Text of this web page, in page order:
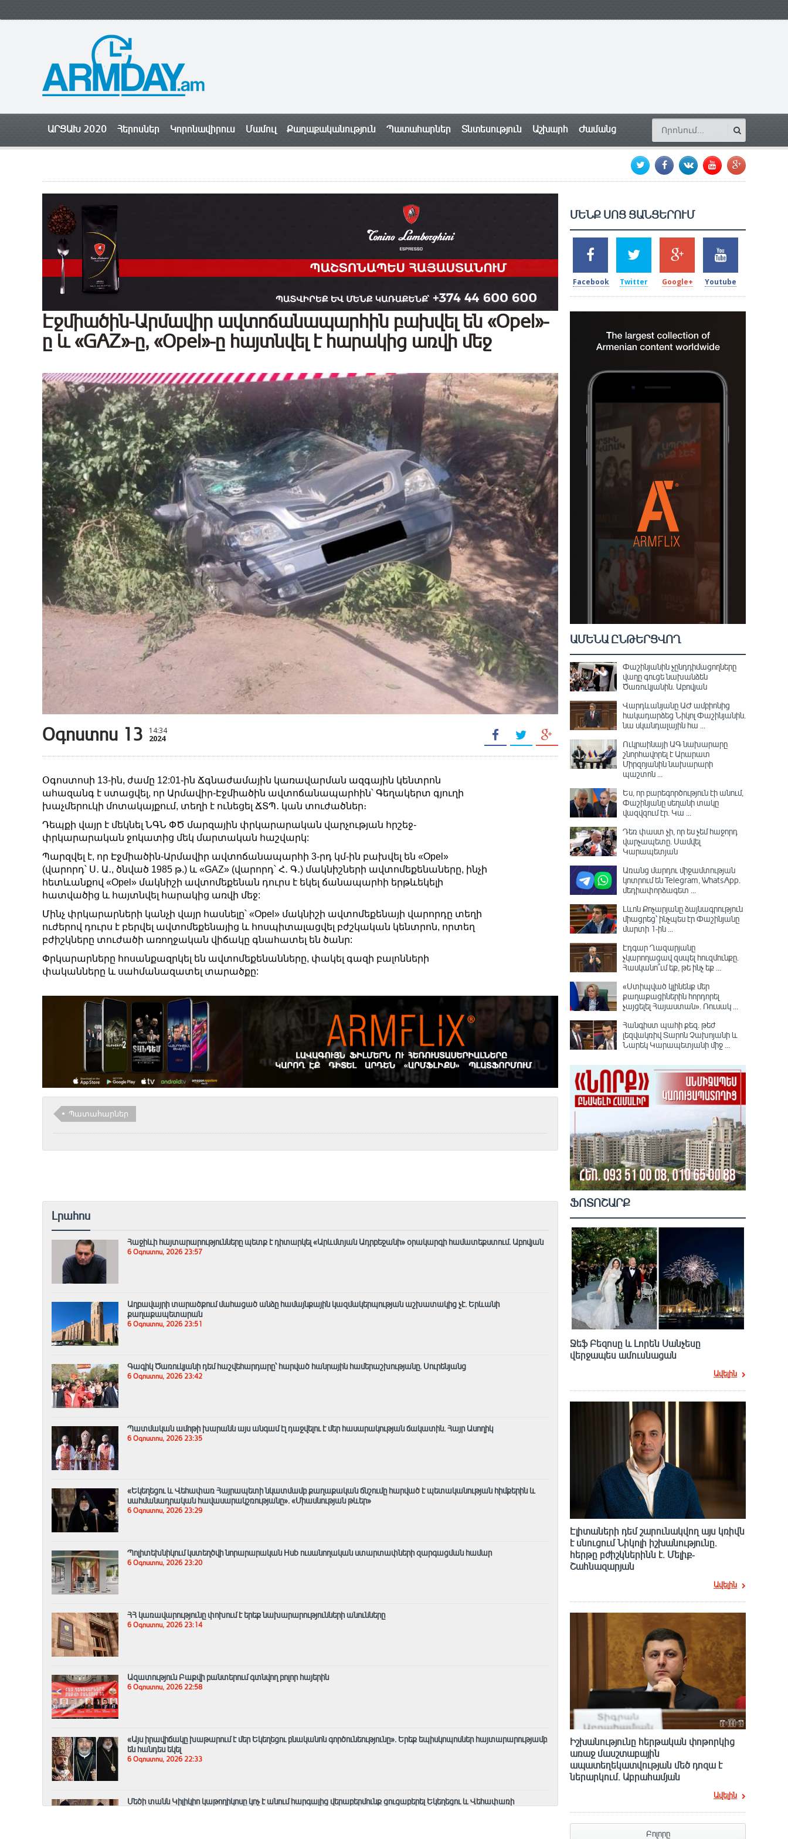
ԱՐՑԱԽ 2020 Հերոսներ Կորոնավիրուս Մամուլ Քաղաքականություն Պատահարներ Տնտեսություն Աշխարհ Ժամանց
Էջմիածին-Արմավիր ավտոճանապարհին բախվել են «Opel»-
ը և «GAZ»-ը, «Opel»-ը հայտնվել է հարակից առվի մեջ
Օգոստոս 13 14:34
2024
Օգոստոսի 13-ին, ժամը 12:01-ին Ճգնաժամային կառավարման ազգային կենտրոն
ահազանգ է ստացվել, որ Արմավիր-Էջմիածին ավտոճանապարհին՝ Գեղակերտ գյուղի
խաչմերուկի մոտակայքում, տեղի է ունեցել ՃՏՊ․ կան տուժածներ։
Դեպքի վայր է մեկնել ՆԳՆ ՓԾ մարզային փրկարարական վարչության հրշեջ-
փրկարարական ջոկատից մեկ մարտական հաշվարկ:
Պարզվել է, որ Էջմիածին-Արմավիր ավտոճանապարհի 3-րդ կմ-ին բախվել են «Opel»
(վարորդ՝ Ս․ Ա․, ծնված 1985 թ.) և «GAZ» (վարորդ՝ Հ․ Գ․) մակնիշների ավտոմեքենաները, ինչի
հետևանքով «Opel» մակնիշի ավտոմեքենան դուրս է եկել ճանապարհի երթևեկելի
հատվածից և հայտնվել հարակից առվի մեջ:
Մինչ փրկարարների կանչի վայր հասնելը՝ «Opel» մակնիշի ավտոմեքենայի վարորդը տեղի
ուժերով դուրս է բերվել ավտոմեքենայից և հոսպիտալացվել բժշկական կենտրոն, որտեղ
բժիշկները տուժածի առողջական վիճակը գնահատել են ծանր:
Փրկարարները հոսանքազրկել են ավտոմեքենանները, փակել գազի բալոնների
փականները և սահմանազատել տարածքը:
Պատահարներ
Լրահոս
Հաջիևի հայտարարությունները պետք է դիտարկել «Արևմտյան Ադրբեջանի» օրակարգի համատեքստում․ Աբովյան
6 Օգոստոս, 2026 23:57
Աղբավայրի տարածքում մահացած անձը համայնքային կազմակերպության աշխատակից չէ․ Երևանի
քաղաքապետարան
6 Օգոստոս, 2026 23:51
Գագիկ Ծառուկյանի դեմ հաշվեհարդարը՝ հարված հանրային համերաշխությանը. Սուրենյանց
6 Օգոստոս, 2026 23:42
Պատմական ամոթի խարանն այս անգամ էլ դաջվելու է մեր հասարակության ճակատին․ Հայր Ասողիկ
6 Օգոստոս, 2026 23:35
«Եկեղեցու և Վեհափառ Հայրապետի նկատմամբ քաղաքական ճնշումը հարված է պետականության հիմքերին և
սահմանադրական հավասարակշռությանը»․ «Միասնության թևեր»
6 Օգոստոս, 2026 23:29
Պոլիտեխնիկում կստեղծվի նորարարական Hub ուսանողական ստարտափների զարգացման համար
6 Օգոստոս, 2026 23:20
ՀՀ կառավարությունը փոխում է երեք նախարարությունների անունները
6 Օգոստոս, 2026 23:14
Ազատություն Բաքվի բանտերում գտնվող բոլոր հայերին
6 Օգոստոս, 2026 22:58
«Այս իրավիճակը խաթարում է մեր Եկեղեցու բնականոն գործունեությունը»․ Երեք եպիսկոպոսներ հայտարարությամբ
են հանդես եկել
6 Օգոստոս, 2026 22:33
Մեծի տանն Կիլիկիո կաթողիկոսը կոչ է անում հարգալից վերաբերմունք ցուցաբերել Եկեղեցու և Վեհափառի
ՄԵՆՔ ՍՈՑ ՑԱՆՑԵՐՈՒՄ
2k
SHARES
Facebook
1.5k
TWEETS
Twitter
203
SHARES
Google+
620
SHARES
Youtube
ԱՄԵՆԱ ԸՆԹԵՐՑՎՈՂ
Փաշինյանին չընդդիմացողները
վաղը գուցե նախանձեն
Ծառուկյանին. Աբովյան
Վարդևանյանը ԱԺ ամբիոնից
հակադարձեց Նիկոլ Փաշինյանին․
նա սկանդալային հա ...
Ուկրաինայի ԱԳ նախարարը
շնորհավորել է Արարատ
Միրզոյանին նախարարի
պաշտոն ...
Ես, որ բարեգործություն էի անում,
Փաշինյանը սեղանի տակը
վազվզում էր․ Կա ...
Դեռ փաստ չի, որ ես չեմ հաջորդ
վարչապետը․ Սամվել
Կարապետյան
Առանց մարդու միջամտության
կոտրում են Telegram, WhatsApp․
մեդիափորձագետ ...
Լևոն Քոչարյանը ձայնագրություն
միացրեց՝ ինչպես էր Փաշինյանը
մարտի 1-ին ...
Էդգար Ղազարյանը
չկարողացավ զսպել հուզմունքը.
Հասկանո՞ւմ եք, թե ինչ եք ...
«Ստիպված կլինենք մեր
քաղաքացիներին հորդորել
չայցելել Հայաստան»․ Ռուսակ ...
Հանգիստ պահի քեզ. թեժ
լեզվակռիվ Տարոն Չախոյանի և
Նարեկ Կարապետյանի միջ ...
ՖՈՏՈՇԱՐՔ
Ջեֆ Բեզոսը և Լորեն Սանչեսը
վերջապես ամուսնացան
Ավելին
Էլիտաների դեմ շարունակվող այս կռիվն
է սնուցում Նիկոլի իշխանությունը.
հերթը բժիշկներինն է. Մելիք-
Շահնազարյան
Ավելին
Իշխանությունը հերթական փոթորկից
առաջ մասշտաբային
ապատեղեկատվության մեծ դnզա է
ներարկում․ Աբրահամյան
Ավելին
Բոլորը